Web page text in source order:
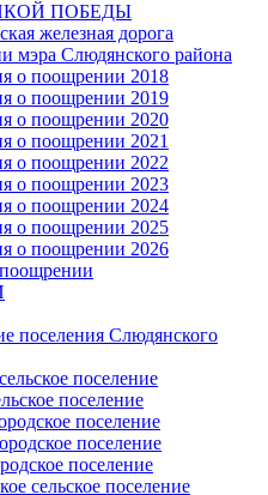
ПОБЕДЫ
железная дорога
мэра Слюдянского района
о поощрении 2018
о поощрении 2019
о поощрении 2020
о поощрении 2021
о поощрении 2022
о поощрении 2023
о поощрении 2024
о поощрении 2025
о поощрении 2026
поселения Слюдянского
поселение
поселение
поселение
поселение
поселение
сельское поселение